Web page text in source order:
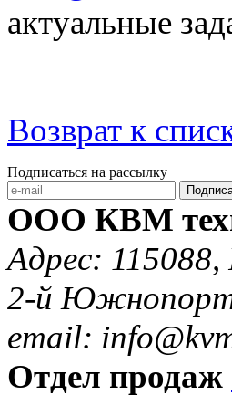
актуальные
Возврат к
Подписаться на рассылку
ООО КВМ
Адрес:
2-й
email:
Отдел продаж